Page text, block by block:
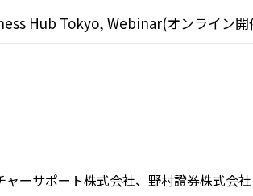
Hub Tokyo, Webinar(オンライン開
ャーサポート株式会社、野村證券株式会社